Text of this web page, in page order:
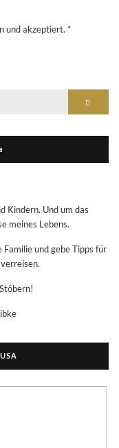
und akzeptiert. *
Kindern. Und um das
meines Lebens.
Familie und gebe Tipps für